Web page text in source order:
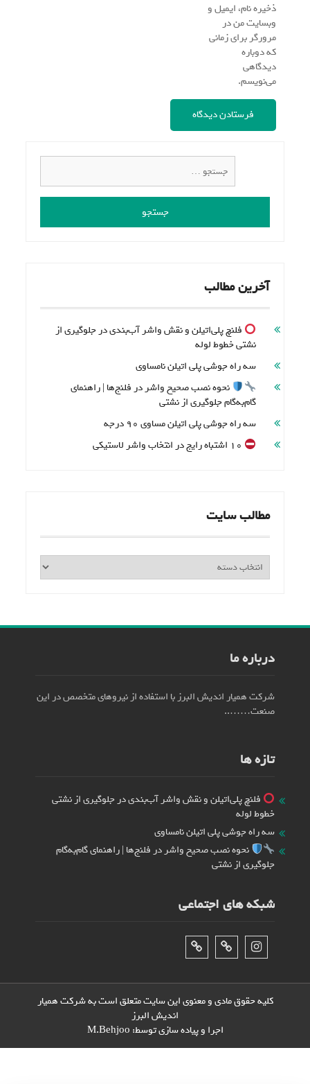
ذخیره نام، ایمیل و
وبسایت من در
مرورگر برای زمانی
که دوباره
دیدگاهی
می‌نویسم.
آخرین مطالب
فلنچ پلی‌اتیلن و نقش واشر آب‌بندی در جلوگیری از
نشتی خطوط لوله
سه راه جوشی پلی اتیلن نامساوی
نحوه نصب صحیح واشر در فلنج‌ها | راهنمای
گام‌به‌گام جلوگیری از نشتی
سه راه جوشی پلی اتیلن مساوی 90 درجه
مطالب سایت
مطالب
سایت
درباره ما
شرکت همیار اندیش البرز با استفاده از نیروهای متخصص در این
صنعت……..
تازه ها
فلنچ پلی‌اتیلن و نقش واشر آب‌بندی در جلوگیری از نشتی
خطوط لوله
سه راه جوشی پلی اتیلن نامساوی
نحوه نصب صحیح واشر در فلنج‌ها | راهنمای گام‌به‌گام
جلوگیری از نشتی
شبکه های اجتماعی
کلیه حقوق مادی و معنوی این سایت متعلق است به شرکت همیار
اندیش البرز
اجرا و پیاده سازی توسط: M.Behjoo